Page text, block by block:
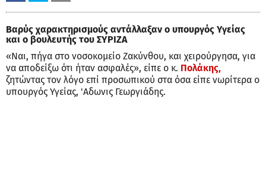
Βαρύς χαρακτηρισμούς αντάλλαξαν ο υπουργός Υγείας
και ο βουλευτής του ΣΥΡΙΖΑ
«Ναι, πήγα στο νοσοκομείο Ζακύνθου, και χειρούργησα, για
να αποδείξω ότι ήταν ασφαλές», είπε ο κ. Πολάκης,
ζητώντας τον λόγο επί προσωπικού στα όσα είπε νωρίτερα ο
υπουργός Υγείας, 'Αδωνις Γεωργιάδης.